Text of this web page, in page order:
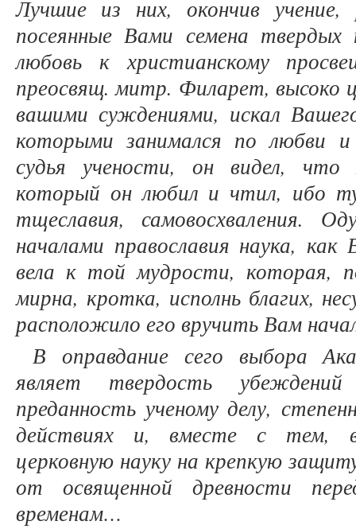
Лучшие из них, окончив учение,
посеянные Вами семена твердых
любовь к христианскому
преосвящ. митр. Филарет, высоко
вашими суждениями, искал
которыми занимался по любви
судья учености, он видел,
который он любил и чтил, ибо
тщеславия, самовосхваления.
началами православия наука,
вела к той мудрости, которая,
мирна, кротка, исполнь благих,
расположило его вручить Вам
В оправдание сего выбора
являет твердость убеждений
преданность ученому делу,
действиях и, вместе с тем,
церковную науку на крепкую
от освященной древности
временам…